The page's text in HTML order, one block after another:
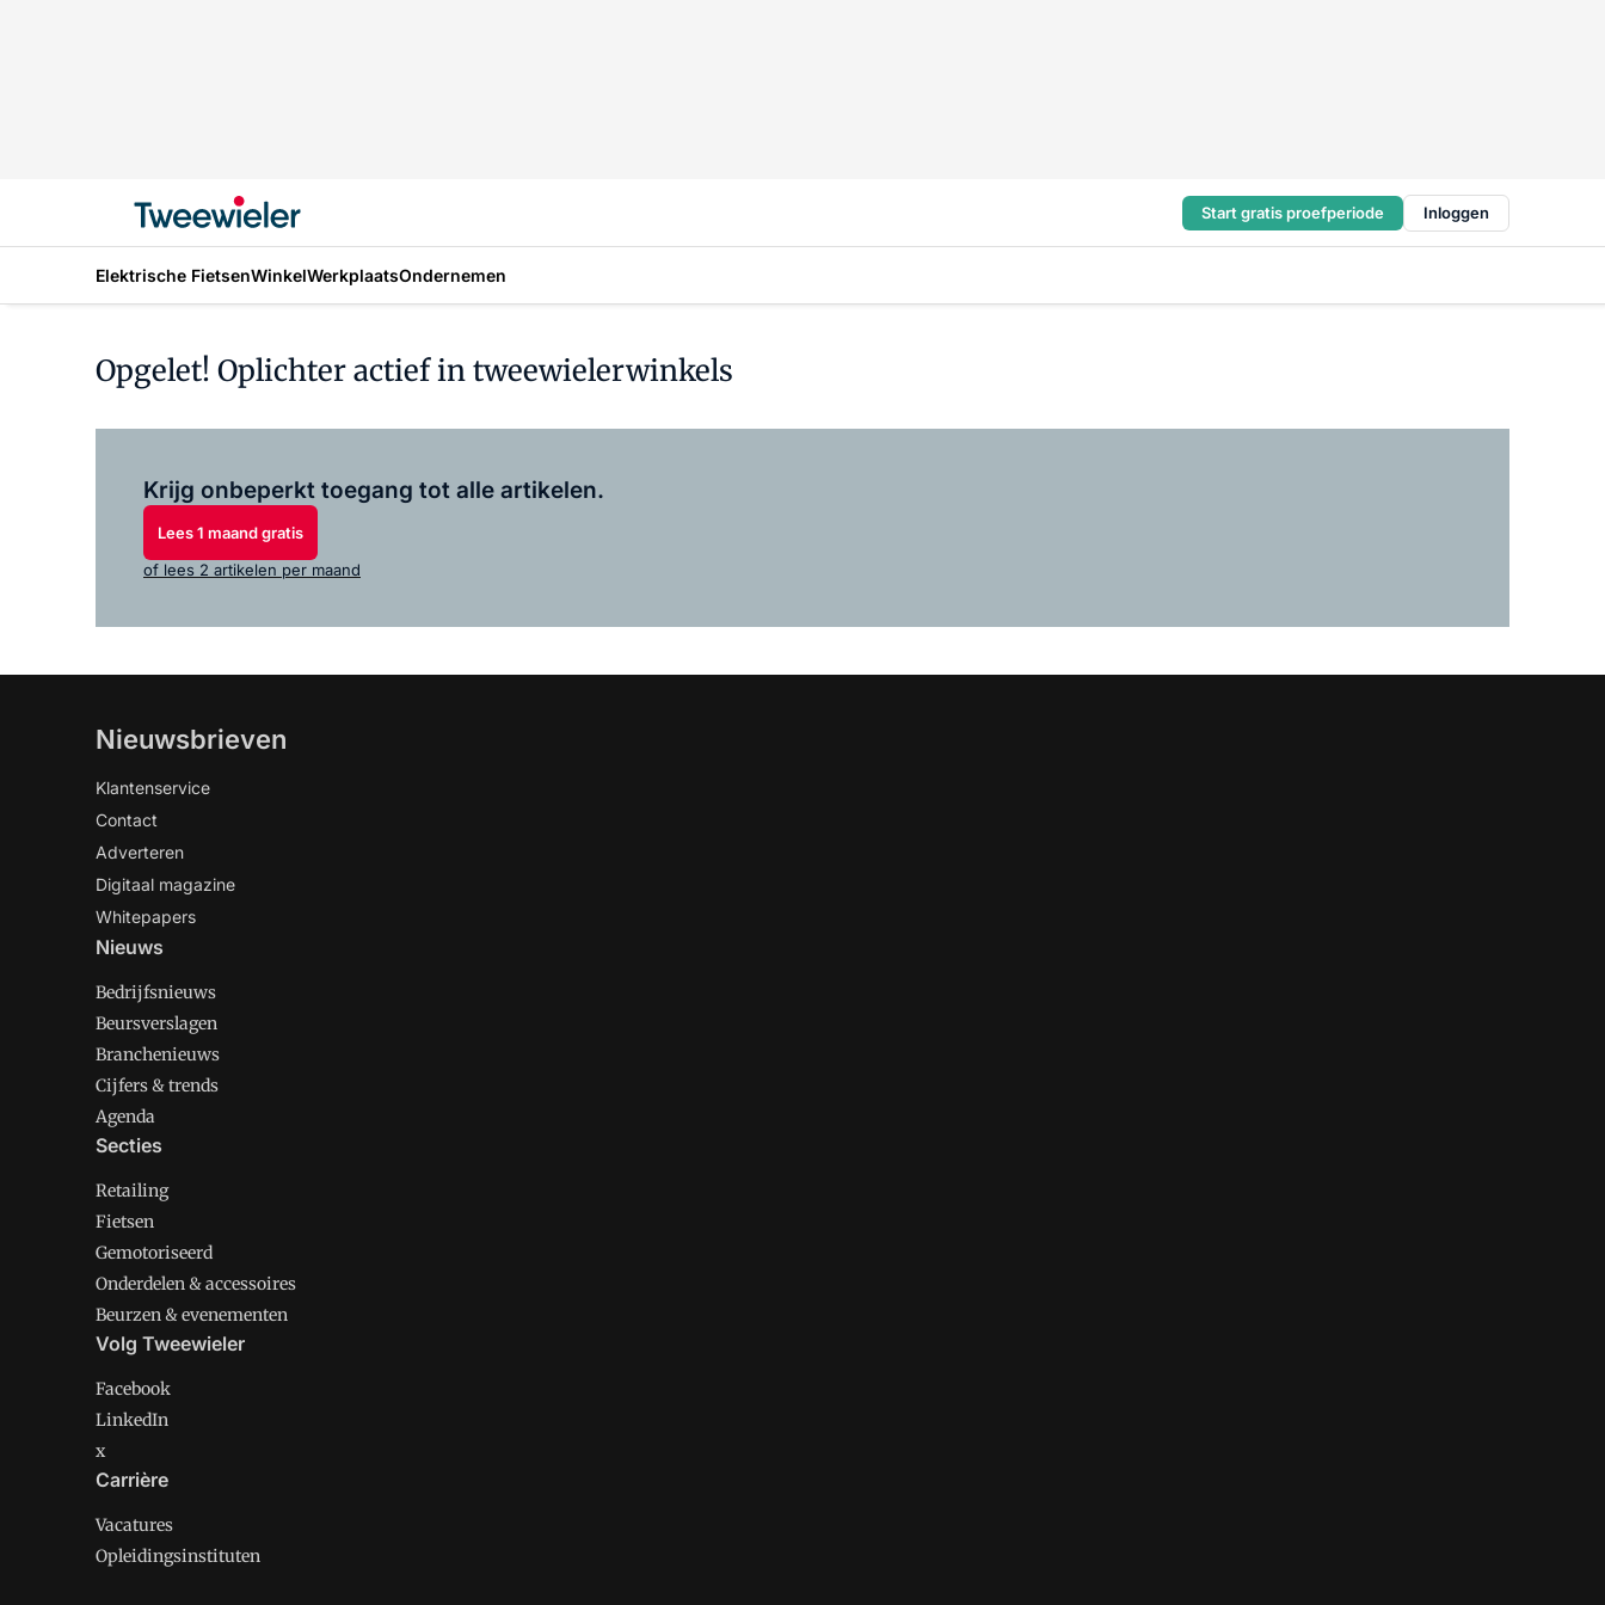
Start gratis proefperiode Inloggen
Elektrische FietsenWinkelWerkplaatsOndernemen
Opgelet! Oplichter actief in tweewielerwinkels
Krijg onbeperkt toegang tot alle artikelen.
Lees 1 maand gratis
of lees 2 artikelen per maand
Nieuwsbrieven
Klantenservice
Contact
Adverteren
Digitaal magazine
Whitepapers
Nieuws
Bedrijfsnieuws
Beursverslagen
Branchenieuws
Cijfers & trends
Agenda
Secties
Retailing
Fietsen
Gemotoriseerd
Onderdelen & accessoires
Beurzen & evenementen
Volg Tweewieler
Facebook
LinkedIn
x
Carrière
Vacatures
Opleidingsinstituten